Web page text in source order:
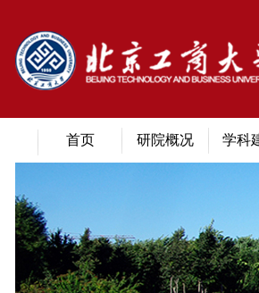
首页 研院概况 学科